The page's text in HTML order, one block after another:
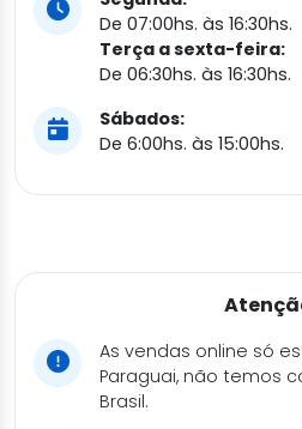
De 07:00hs. às 16:30hs.
Terça a sexta-feira:
De 06:30hs. às 16:30hs.
Sábados:
De 6:00hs. às 15:00hs.
As vendas online só
Paraguai, não temos
Brasil.